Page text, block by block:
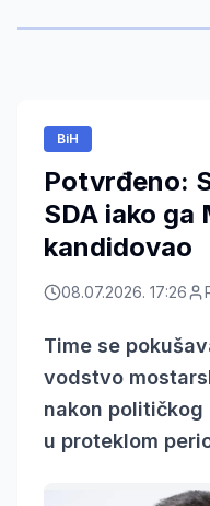
BiH
Potvrđeno:
SDA iako
kandidovao
08.07.2026. 17:26
Time se
vodstvo
nakon
u proteklom